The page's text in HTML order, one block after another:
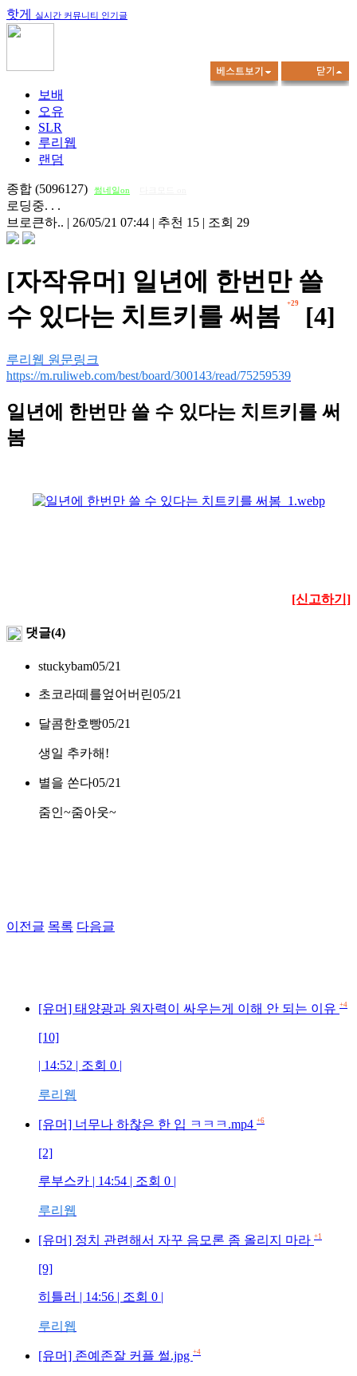
핫게 실시간 커뮤니티 인기글
보배
오유
SLR
루리웹
랜덤
종합 (5096127) 썸네일on
로딩중. . .
브로큰하.. | 26/05/21 07:44 | 추천 15 | 조회 29
[자작유머] 일년에 한번만 쓸
수 있다는 치트키를 써봄
+29 [4]
루리웹 원문링크
https://m.ruliweb.com/best/board/300143/read/75259539
일년에 한번만 쓸 수 있다는 치트키를 써
봄
[신고하기]
댓글(4)
stuckybam05/21
초코라떼를엎어버린05/21
달콤한호빵05/21
생일 추카해!
별을 쏜다05/21
줌인~줌아웃~
이전글 목록 다음글
[유머] 태양광과 원자력이 싸우는게 이해 안 되는 이유 +4
[10]
| 14:52 | 조회 0 |
루리웹
[유머] 너무나 하찮은 한 입 ㅋㅋㅋ.mp4 +6
[2]
루부스카 | 14:54 | 조회 0 |
루리웹
[유머] 정치 관련해서 자꾸 음모론 좀 올리지 마라 +1
[9]
히틀러 | 14:56 | 조회 0 |
루리웹
[유머] 존예존잘 커플 썰.jpg +4